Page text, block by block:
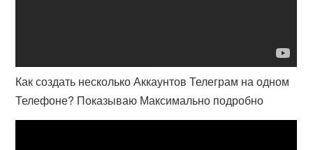
Как создать несколько Аккаунтов Телеграм на одном
Телефоне? Показываю Максимально подробно